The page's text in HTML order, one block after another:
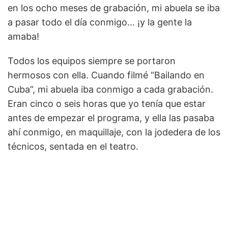
en los ocho meses de grabación, mi abuela se iba
a pasar todo el día conmigo… ¡y la gente la
amaba!
Todos los equipos siempre se portaron
hermosos con ella. Cuando filmé “Bailando en
Cuba”, mi abuela iba conmigo a cada grabación.
Eran cinco o seis horas que yo tenía que estar
antes de empezar el programa, y ella las pasaba
ahí conmigo, en maquillaje, con la jodedera de los
técnicos, sentada en el teatro.